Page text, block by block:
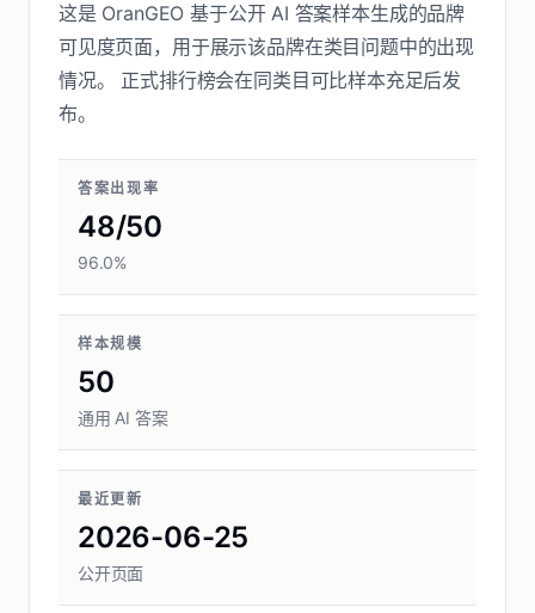
这是 OranGEO 基于公开 AI 答案样本生成的品牌
可见度页面，用于展示该品牌在类目问题中的出现
情况。 正式排行榜会在同类目可比样本充足后发
布。
答案出现率
48/50
96.0%
样本规模
50
通用 AI 答案
最近更新
2026-06-25
公开页面